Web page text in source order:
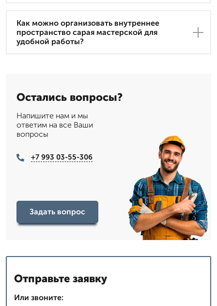
Как можно организовать внутреннее
пространство сарая мастерской для
удобной работы?
Остались вопросы?
Напишите нам и мы
ответим на все Ваши
вопросы
+7 993 03-55-306
Задать вопрос
Отправьте заявку
Или звоните: